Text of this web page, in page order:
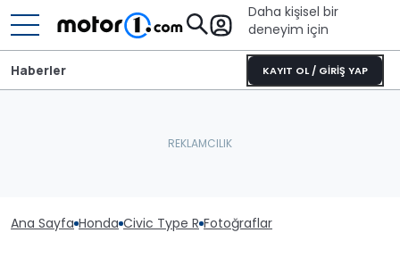
Daha kişisel bir
deneyim için
KAYIT OL / GİRİŞ YAP
Haberler
Ana Sayfa Honda Civic Type R Fotoğraflar